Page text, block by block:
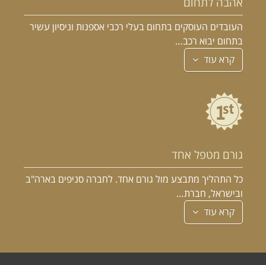
העובדים העוסקים בתחום בעלי רכבי אספנות וניסיון עשיר
בתחום יבוא רכב…
קרא עוד
גורם מטפל אחד
כל התהליך מתבצע מול גורם אחד. לחברה סניפים בארה"ב
ובישראל, חברת…
קרא עוד